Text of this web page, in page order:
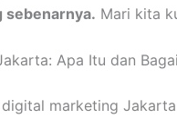
sebenarnya. Mari kita
Apa Itu dan
marketing